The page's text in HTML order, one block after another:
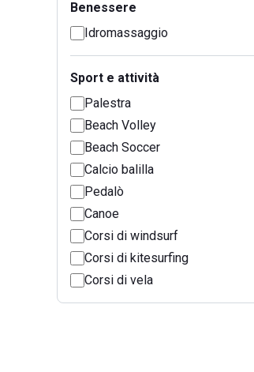
Benessere
Idromassaggio
Sport e attività
Palestra
Beach Volley
Beach Soccer
Calcio balilla
Pedalò
Canoe
Corsi di windsurf
Corsi di kitesurfing
Corsi di vela